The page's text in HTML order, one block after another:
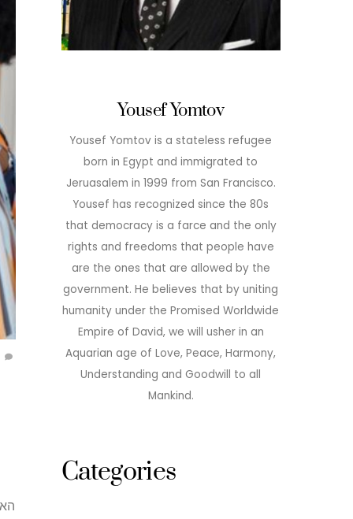
Yousef Yomtov
Yousef Yomtov is a stateless refugee
born in Egypt and immigrated to
Jeruasalem in 1999 from San Francisco.
Yousef has recognized since the 80s
that democracy is a farce and the only
rights and freedoms that people have
are the ones that are allowed by the
government. He believes that by uniting
humanity under the Promised Worldwide
Empire of David, we will usher in an
Aquarian age of Love, Peace, Harmony,
Understanding and Goodwill to all
Mankind.
Categories